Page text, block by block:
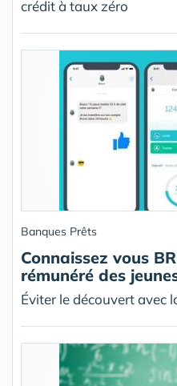
crédit à taux zéro
Banques Prêts
Connaissez vous
rémunéré des
Éviter le découvert avec